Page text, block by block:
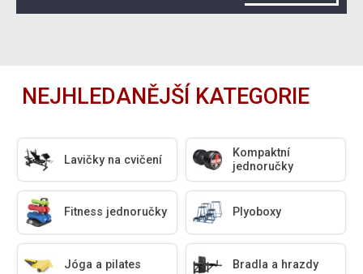
NEJHLEDANĚJŠÍ KATEGORIE
Lavičky na cvičení
Kompaktní
jednoručky
Fitness jednoručky Plyoboxy
Jóga a pilates Bradla a hrazdy